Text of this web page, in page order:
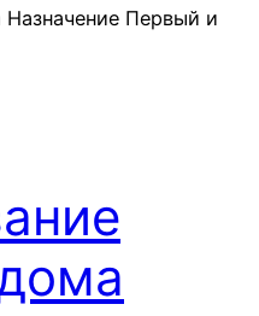
Назначение Первый и